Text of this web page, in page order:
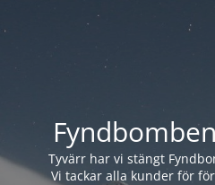
Tyvärr har vi stängt
Vi tackar alla kunder för